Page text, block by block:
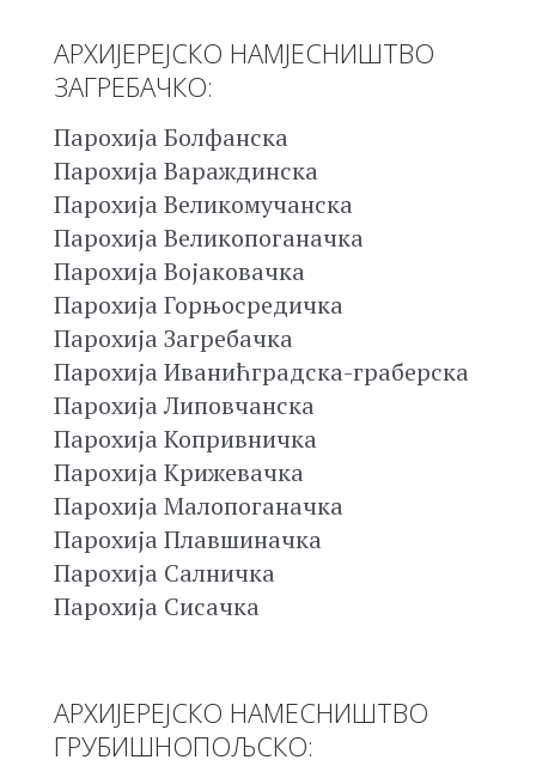
АРХИЈЕРЕЈСКО НАМЈЕСНИШТВО
ЗАГРЕБАЧКО:
Парохија Болфанска
Парохија Вараждинска
Парохија Великомучанска
Парохија Великопоганачка
Парохија Војаковачка
Парохија Горњосредичка
Парохија Загребачка
Парохија Иванићградска-граберска
Парохија Липовчанска
Парохија Копривничка
Парохија Крижевачка
Парохија Малопоганачка
Парохија Плавшиначка
Парохија Салничка
Парохија Сисачка
АРХИЈЕРЕЈСКО НАМЕСНИШТВО
ГРУБИШНОПОЉСКО: